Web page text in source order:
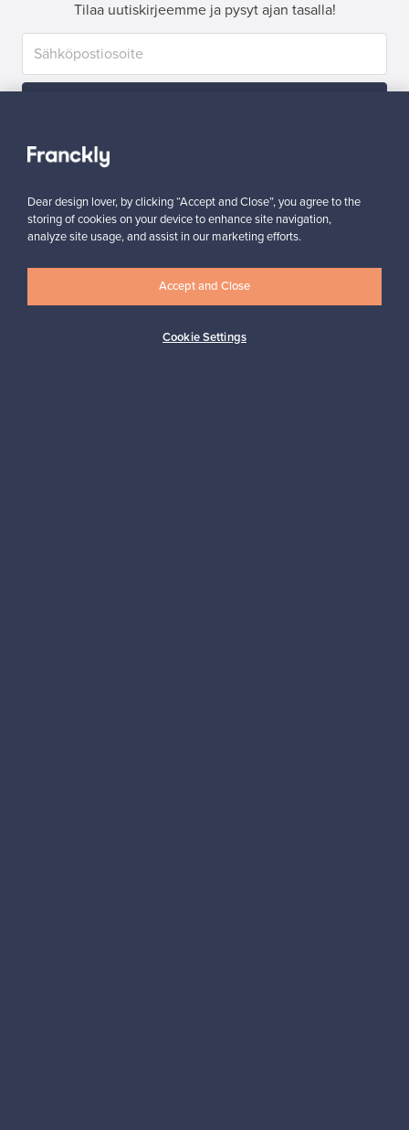
Tilaa uutiskirjeemme ja pysyt ajan tasalla!
Aitoa designia Turvalliset maksut
Dear design lover, by clicking “Accept and Close”, you agree to the
storing of cookies on your device to enhance site navigation,
analyze site usage, and assist in our marketing efforts.
Cookie Settings
Accept and Close